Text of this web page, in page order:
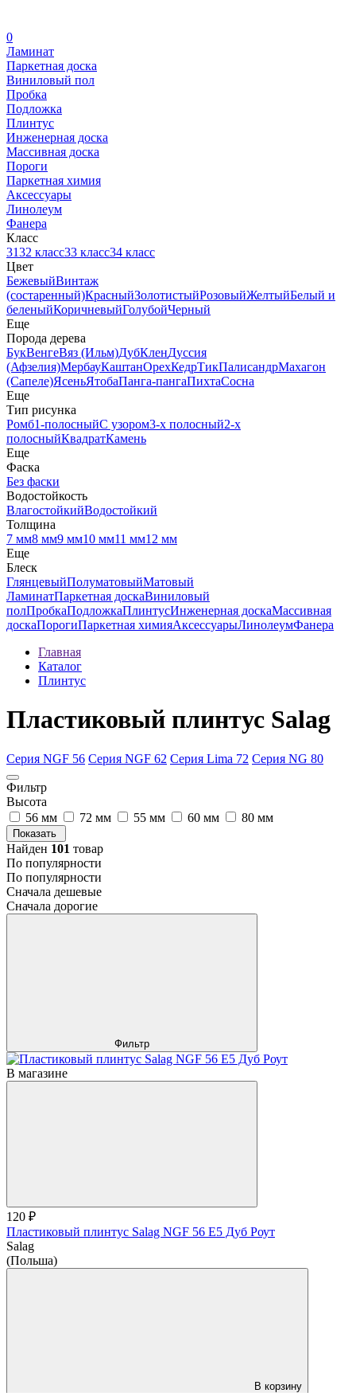
0
Ламинат
Паркетная доска
Виниловый пол
Пробка
Подложка
Плинтус
Инженерная доска
Массивная доска
Пороги
Паркетная химия
Аксессуары
Линолеум
Фанера
Класс
3132 класс33 класс34 класс
Цвет
БежевыйВинтаж
(состаренный)КрасныйЗолотистыйРозовыйЖелтыйБелый и
беленыйКоричневыйГолубойЧерный
Еще
Порода дерева
БукВенгеВяз (Ильм)ДубКленДуссия
(Афзелия)МербауКаштанОрехКедрТикПалисандрМахагон
(Сапеле)ЯсеньЯтобаПанга-пангаПихтаСосна
Еще
Тип рисунка
Ромб1-полосныйС узором3-х полосный2-х
полосныйКвадратКамень
Еще
Фаска
Без фаски
Водостойкость
ВлагостойкийВодостойкий
Толщина
7 мм8 мм9 мм10 мм11 мм12 мм
Еще
Блеск
ГлянцевыйПолуматовыйМатовый
ЛаминатПаркетная доскаВиниловый
полПробкаПодложкаПлинтусИнженерная доскаМассивная
доскаПорогиПаркетная химияАксессуарыЛинолеумФанера
Главная
Каталог
Плинтус
Пластиковый плинтус Salag
Серия NGF 56 Серия NGF 62 Серия Lima 72 Серия NG 80
Фильтр
Высота
56 мм
72 мм 55 мм 60 мм 80 мм
Показать
Найден 101 товар
По популярности
По популярности
Сначала дешевые
Сначала дорогие
Фильтр
В магазине
120 ₽
Пластиковый плинтус Salag NGF 56 E5 Дуб Роут
Salag
(Польша)
В корзину